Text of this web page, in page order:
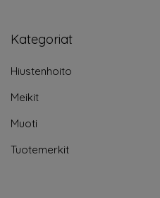
Kategoriat
Hiustenhoito
Meikit
Muoti
Tuotemerkit